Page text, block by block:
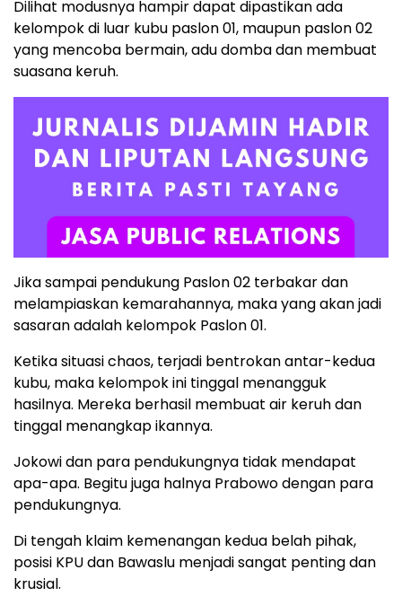
Dilihat modusnya hampir dapat dipastikan ada
kelompok di luar kubu paslon 01, maupun paslon 02
yang mencoba bermain, adu domba dan membuat
suasana keruh.
Jika sampai pendukung Paslon 02 terbakar dan
melampiaskan kemarahannya, maka yang akan jadi
sasaran adalah kelompok Paslon 01.
Ketika situasi chaos, terjadi bentrokan antar-kedua
kubu, maka kelompok ini tinggal menangguk
hasilnya. Mereka berhasil membuat air keruh dan
tinggal menangkap ikannya.
Jokowi dan para pendukungnya tidak mendapat
apa-apa. Begitu juga halnya Prabowo dengan para
pendukungnya.
Di tengah klaim kemenangan kedua belah pihak,
posisi KPU dan Bawaslu menjadi sangat penting dan
krusial.